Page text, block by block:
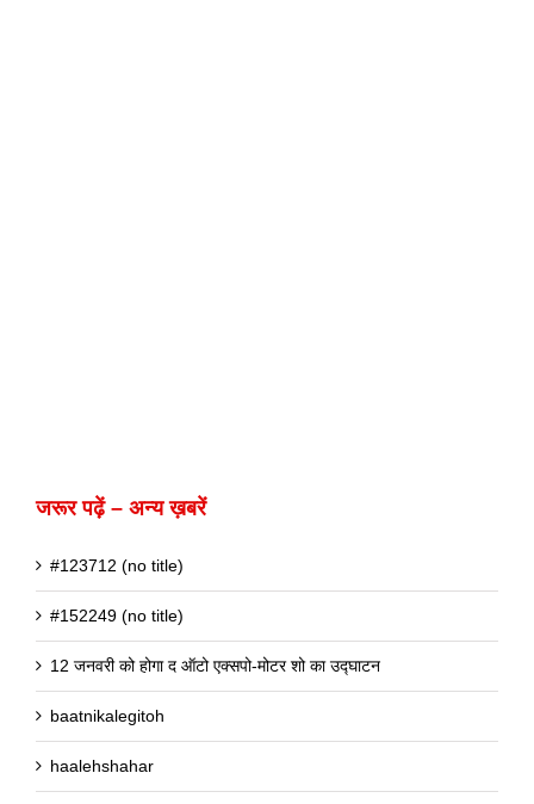
जरूर पढ़ें – अन्य ख़बरें
#123712 (no title)
#152249 (no title)
12 जनवरी को होगा द ऑटो एक्सपो-मोटर शो का उद्घाटन
baatnikalegitoh
haalehshahar